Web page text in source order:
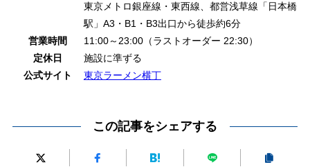
東京メトロ銀座線・東西線、都営浅草線「日本橋
駅」A3・B1・B3出口から徒歩約6分
営業時間
11:00～23:00（ラストオーダー 22:30）
定休日
施設に準ずる
公式サイト
東京ラーメン横丁
この記事をシェアする